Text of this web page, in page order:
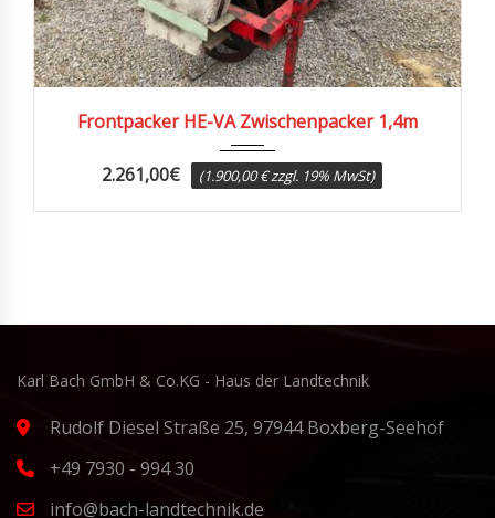
Frontpacker HE-VA Zwischenpacker 1,4m
2.261,00€ (1.900,00 € zzgl. 19% MwSt)
Karl Bach GmbH & Co.KG - Haus der Landtechnik
Rudolf Diesel Straße 25, 97944 Boxberg-Seehof
+49 7930 - 994 30
info@bach-landtechnik.de